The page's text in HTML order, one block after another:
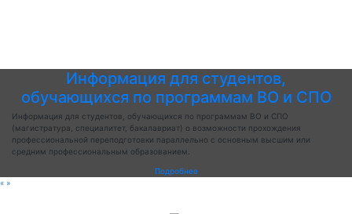
Информация для студентов,
обучающихся по программам ВО и СПО
Информация для студентов, обучающихся по программам ВО и СПО
(магистратура, специалитет, бакалавриат) о возможности прохождения
профессиональной переподготовки параллельно с основным высшим или
средним профессиональным образованием.
Подробнее
« »